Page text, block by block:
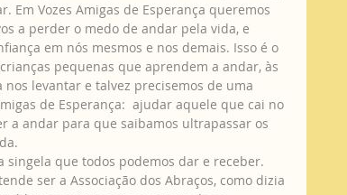
Em Vozes Amigas de Esperança queremos
a perder o medo de andar pela vida, e
em nós mesmos e nos demais. Isso é o
pequenas que aprendem a andar, às
levantar e talvez precisemos de uma
de Esperança:  ajudar aquele que cai no
a andar para que saibamos ultrapassar os
ser a Associação dos Abraços, como dizia